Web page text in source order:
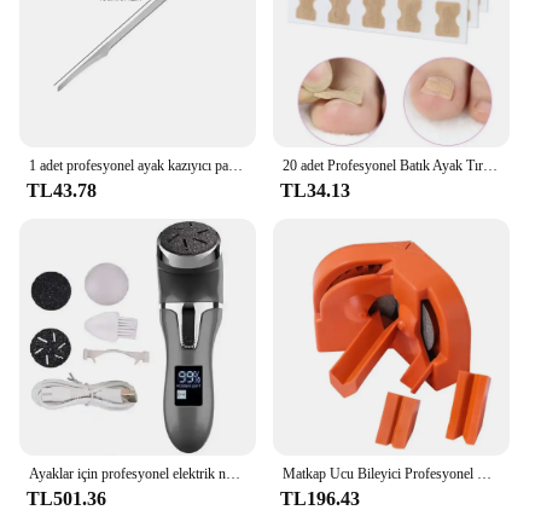
1 adet profesyonel ayak kazıyıcı paslanmaz çelik ayak bakımı pedikür kazıyıcı taşınabilir tırnak makası peeling aracı
TL43.78
20 adet Profesyonel Batık Ayak Tırnağı Ayak Düzeltici Çıkartmalar Esneklik Ayak Tırnak Bakımı Pedikür Araçları Sağlık Ayak Tırnaklarını Korur
TL34.13
Ayaklar için profesyonel elektrik nasır sökücü-3 kafaları ile şarj edilebilir ayak bakım kiti, elektrikli süpürge, LCD ekran
TL501.36
Matkap Ucu Bileyici Profesyonel Metal matkap kalemtıraş Elektrikli Matkap Ucu Bileme Aracı Çok Amaçlı Çift taraflı Parlatma
TL196.43